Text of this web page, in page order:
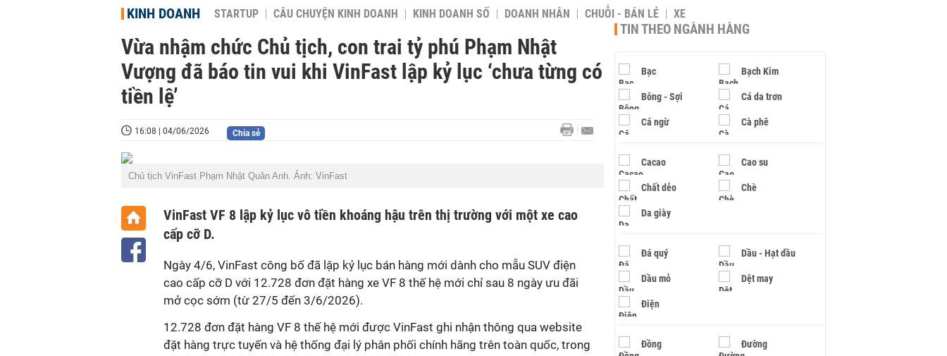
KINH DOANH STARTUP CÂU CHUYỆN KINH DOANH KINH DOANH SỐ DOANH NHÂN CHUỖI - BÁN LẺ XE
Vừa nhậm chức Chủ tịch, con trai tỷ phú Phạm Nhật
Vượng đã báo tin vui khi VinFast lập kỷ lục ‘chưa từng có
tiền lệ’
16:08 | 04/06/2026 Chia sẻ
Chủ tịch VinFast Phạm Nhật Quân Anh. Ảnh: VinFast
VinFast VF 8 lập kỷ lục vô tiền khoáng hậu trên thị trường với một xe cao
cấp cỡ D.
Ngày 4/6, VinFast công bố đã lập kỷ lục bán hàng mới dành cho mẫu SUV điện
cao cấp cỡ D với 12.728 đơn đặt hàng xe VF 8 thế hệ mới chỉ sau 8 ngày ưu đãi
mở cọc sớm (từ 27/5 đến 3/6/2026).
12.728 đơn đặt hàng VF 8 thế hệ mới được VinFast ghi nhận thông qua website
đặt hàng trực tuyến và hệ thống đại lý phân phối chính hãng trên toàn quốc, trong
TIN THEO NGÀNH HÀNG
Bạc Bạch Kim
Bông - Sợi Cá da trơn
Cá ngừ Cà phê
Cacao Cao su
Chất dẻo Chè
Da giày
Đá quý Dầu - Hạt dầu
Dầu mỏ Dệt may
Điện
Đồng Đường